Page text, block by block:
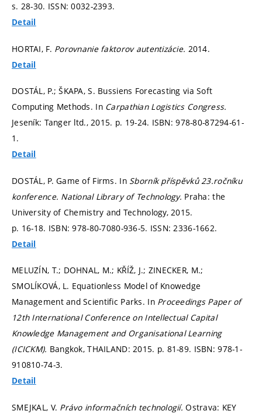
s. 28-30. ISSN: 0032-2393.
Detail
HORTAI, F. Porovnanie faktorov autentizácie. 2014.
Detail
DOSTÁL, P.; ŠKAPA, S. Bussiens Forecasting via Soft
Computing Methods. In Carpathian Logistics Congress.
Jeseník: Tanger ltd., 2015. p. 19-24. ISBN: 978-80-87294-61-
1.
Detail
DOSTÁL, P. Game of Firms. In Sborník příspěvků 23.ročníku
konference. National Library of Technology. Praha: the
University of Chemistry and Technology, 2015.
p. 16-18. ISBN: 978-80-7080-936-5. ISSN: 2336-1662.
Detail
MELUZÍN, T.; DOHNAL, M.; KŘÍŽ, J.; ZINECKER, M.;
SMOLÍKOVÁ, L. Equationless Model of Knowedge
Management and Scientific Parks. In Proceedings Paper of
12th International Conference on Intellectual Capital
Knowledge Management and Organisational Learning
(ICICKM). Bangkok, THAILAND: 2015. p. 81-89. ISBN: 978-1-
910810-74-3.
Detail
SMEJKAL, V. Právo informačních technologií.Ostrava: KEY